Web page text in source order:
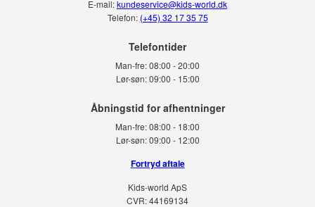
E-mail:kundeservice@kids-world.dk
Telefon: (+45) 32 17 35 75
Telefontider
Man-fre:08:00 - 20:00
Lør-søn: 09:00 - 15:00
Man-fre:08:00 - 18:00
Lør-søn:09:00 - 12:00
Fortryd aftale
Kids-world ApS
CVR: 44169134